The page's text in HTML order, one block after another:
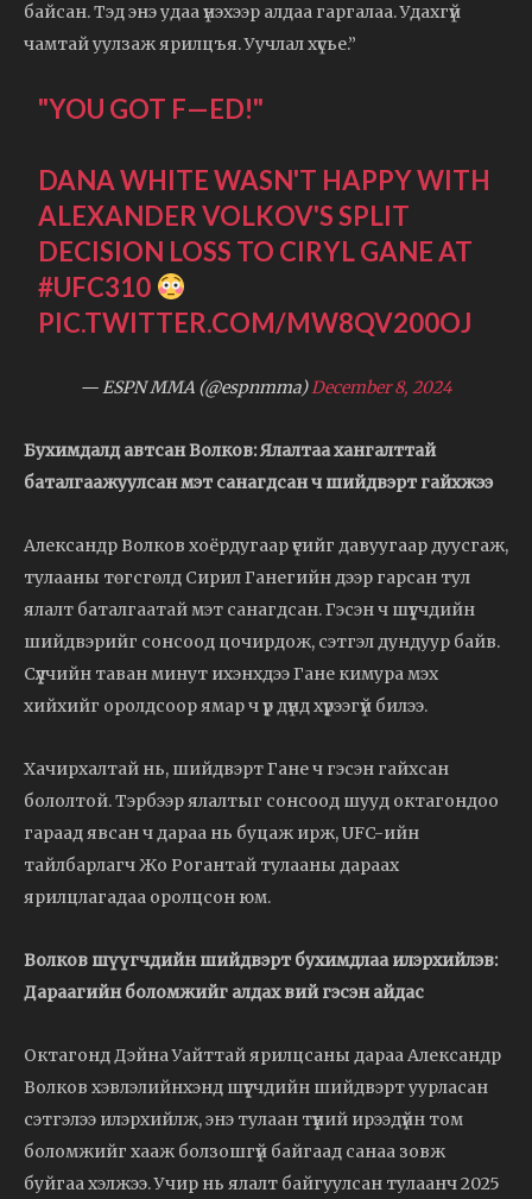
байсан. Тэд энэ удаа үнэхээр алдаа гаргалаа. Удахгүй
чамтай уулзаж ярилцъя. Уучлал хүсье.”
"YOU GOT F—ED!"
DANA WHITE WASN'T HAPPY WITH
ALEXANDER VOLKOV'S SPLIT
DECISION LOSS TO CIRYL GANE AT
#UFC310
PIC.TWITTER.COM/MW8QV200OJ
— ESPN MMA (@espnmma)December 8, 2024
Бухимдалд автсан Волков: Ялалтаа хангалттай
баталгаажуулсан мэт санагдсан ч шийдвэрт гайхжээ
Александр Волков хоёрдугаар үеийг давуугаар дуусгаж,
тулааны төгсгөлд Сирил Ганегийн дээр гарсан тул
ялалт баталгаатай мэт санагдсан. Гэсэн ч шүүгчдийн
шийдвэрийг сонсоод цочирдож, сэтгэл дундуур байв.
Сүүлчийн таван минут ихэнхдээ Гане кимура мэх
хийхийг оролдсоор ямар ч үр дүнд хүрээгүй билээ.
Хачирхалтай нь, шийдвэрт Гане ч гэсэн гайхсан
бололтой. Тэрбээр ялалтыг сонсоод шууд октагондоо
гараад явсан ч дараа нь буцаж ирж, UFC-ийн
тайлбарлагч Жо Рогантай тулааны дараах
ярилцлагадаа оролцсон юм.
Волков шүүгчдийн шийдвэрт бухимдлаа илэрхийлэв:
Дараагийн боломжийг алдах вий гэсэн айдас
Октагонд Дэйна Уайттай ярилцсаны дараа Александр
Волков хэвлэлийнхэнд шүүгчдийн шийдвэрт уурласан
сэтгэлээ илэрхийлж, энэ тулаан түүний ирээдүйн том
боломжийг хааж болзошгүй байгаад санаа зовж
буйгаа хэлжээ. Учир нь ялалт байгуулсан тулаанч 2025